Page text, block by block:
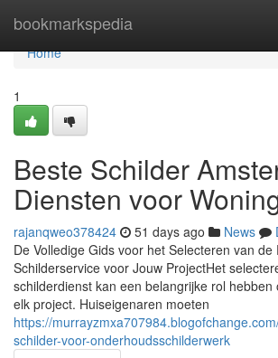
bookmarkspedia
Home
Home
1
Beste Schilder
Diensten voor
rajanqweo378424 51 days ago News
De Volledige Gids voor het Selecteren van de
Schilderservice voor Jouw ProjectHet
schilderdienst kan een belangrijke rol hebben
elk project. Huiseigenaren moeten
https://
schilder-voor-onderhoudsschilderwerk